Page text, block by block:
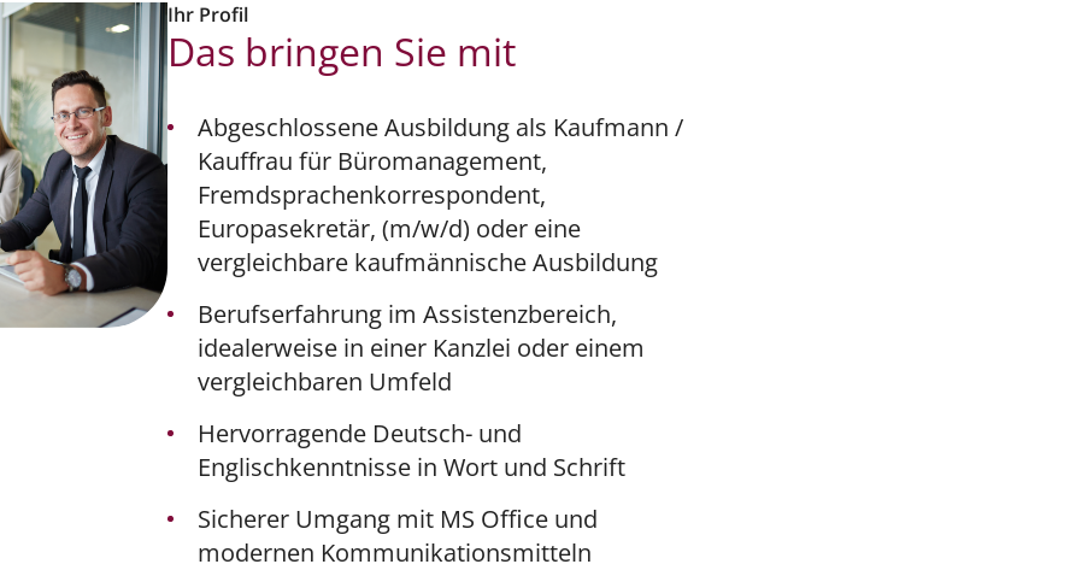
Ihr Profil
Das bringen Sie mit
Abgeschlossene Ausbildung als Kaufmann /
Kauffrau für Büromanagement,
Fremdsprachenkorrespondent,
Europasekretär, (m/w/d) oder eine
vergleichbare kaufmännische Ausbildung
Berufserfahrung im Assistenzbereich,
idealerweise in einer Kanzlei oder einem
vergleichbaren Umfeld
Hervorragende Deutsch- und
Englischkenntnisse in Wort und Schrift
Sicherer Umgang mit MS Office und
modernen Kommunikationsmitteln